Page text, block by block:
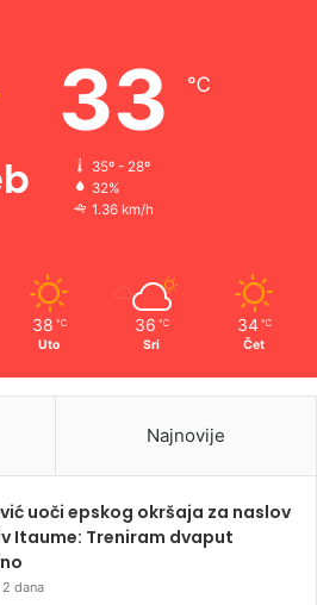
33 ℃
35º - 28º
32%
1.36 km/h
38 ℃
Uto
36 ℃
Sri
34 ℃
Čet
Najnovije
uoči epskog okršaja za naslov
Itaume: Treniram dvaput
2 dana